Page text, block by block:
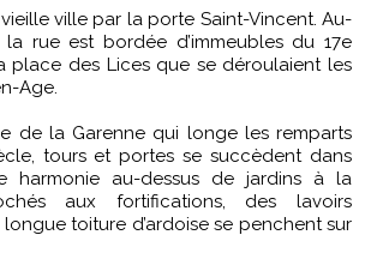
ville par la porte Saint-Vincent. Au-
rue est bordée d’immeubles du 17e
place des Lices que se déroulaient les
Age.
de la Garenne qui longe les remparts
tours et portes se succèdent dans
harmonie au-dessus de jardins à la
aux fortifications, des lavoirs
toiture d’ardoise se penchent sur